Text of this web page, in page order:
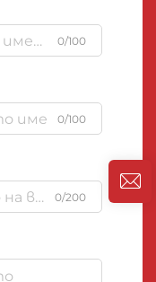
0/100
0/100
0/200